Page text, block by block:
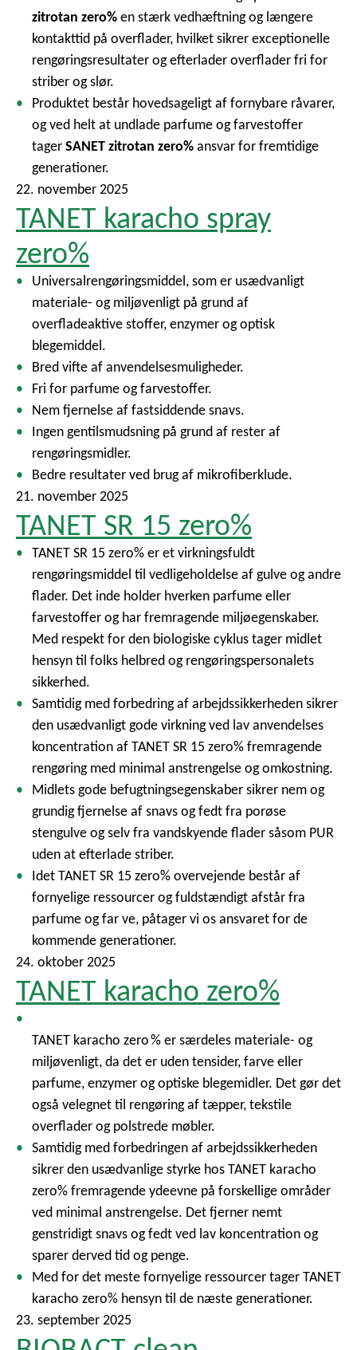
zitrotan zero%en stærk vedhæftning og længere
kontakttid på overflader, hvilket sikrer exceptionelle
rengøringsresultater og efterlader overflader fri for
striber og slør.
Produktet består hovedsageligt af fornybare råvarer,
og ved helt at undlade parfume og farvestoffer
tagerSANET zitrotan zero%ansvar for fremtidige
generationer.
22. november 2025
TANET karacho spray
zero%
Universalrengøringsmiddel, som er usædvanligt
materiale- og miljøvenligt på grund af
overfladeaktive stoffer, enzymer og optisk
blegemiddel.
Bred vifte af anvendelsesmuligheder.
Fri for parfume og farvestoffer.
Nem fjernelse af fastsiddende snavs.
Ingen gentilsmudsning på grund af rester af
rengøringsmidler.
Bedre resultater ved brug af mikrofiberklude.
21. november 2025
TANET SR 15 zero%
TANET SR 15 zero% er et virkningsfuldt
rengøringsmiddel til vedligeholdelse af gulve og andre
flader. Det inde holder hverken parfume eller
farvestoffer og har fremragende miljøegenskaber.
Med respekt for den biologiske cyklus tager midlet
hensyn til folks helbred og rengøringspersonalets
sikkerhed.
Samtidig med forbedring af arbejdssikkerheden sikrer
den usædvanligt gode virkning ved lav anvendelses
koncentration af TANET SR 15 zero% fremragende
rengøring med minimal anstrengelse og omkostning.
Midlets gode befugtningsegenskaber sikrer nem og
grundig fjernelse af snavs og fedt fra porøse
stengulve og selv fra vandskyende flader såsom PUR
uden at efterlade striber.
Idet TANET SR 15 zero% overvejende består af
fornyelige ressourcer og fuldstændigt afstår fra
parfume og far ve, påtager vi os ansvaret for de
kommende generationer.
24. oktober 2025
TANET karacho zero%
TANET karacho zero % er særdeles materiale- og
miljøvenligt, da det er uden tensider, farve eller
parfume, enzymer og optiske blegemidler. Det gør det
også velegnet til rengøring af tæpper, tekstile
overflader og polstrede møbler.
Samtidig med forbedringen af arbejdssikkerheden
sikrer den usædvanlige styrke hos TANET karacho
zero% fremragende ydeevne på forskellige områder
ved minimal anstrengelse. Det fjerner nemt
genstridigt snavs og fedt ved lav koncentration og
sparer derved tid og penge.
Med for det meste fornyelige ressourcer tager TANET
karacho zero% hensyn til de næste generationer.
23. september 2025